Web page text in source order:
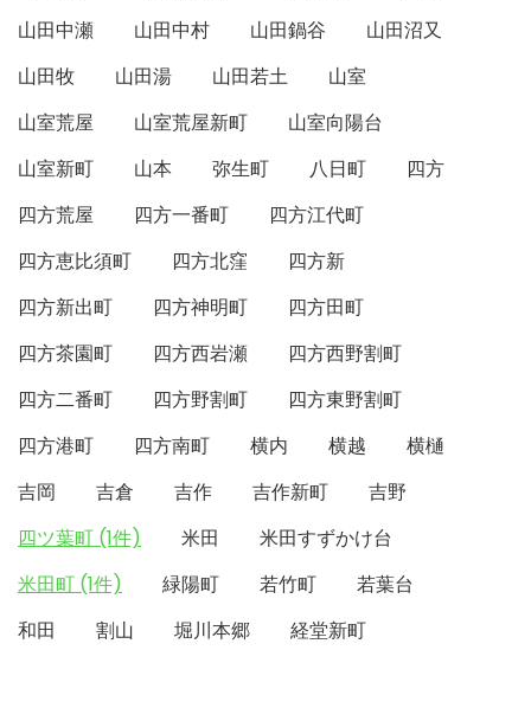
山田中瀬
山田中村 山田鍋谷
山田沼又
山田牧
山田湯 山田若土
山室
山室荒屋
山室荒屋新町
山室向陽台
山室新町
山本 弥生町 八日町
四方
四方荒屋
四方一番町
四方江代町
四方恵比須町
四方北窪
四方新
四方新出町
四方神明町
四方田町
四方茶園町
四方西岩瀬
四方西野割町
四方二番町
四方野割町
四方東野割町
四方港町
四方南町 横内 横越
横樋
吉岡
吉倉 吉作 吉作新町
吉野
四ツ葉町 (1件)
米田
米田すずかけ台
米田町 (1件)
緑陽町 若竹町
若葉台
和田
割山 堀川本郷 経堂新町